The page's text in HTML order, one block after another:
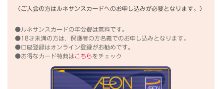
（ご入会の方はルネサンスカードへのお申し込みが必要となります。）
●ルネサンスカードの年会費は無料です。
●18才未満の方は、保護者の方名義でのお申し込みとなります。
●口座登録はオンライン登録がお勧めです。
●お得なカード特典はこちらをチェック